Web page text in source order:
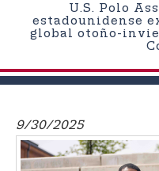
o
U.S. Polo
estadounidense
global otoño-
9/30/2025